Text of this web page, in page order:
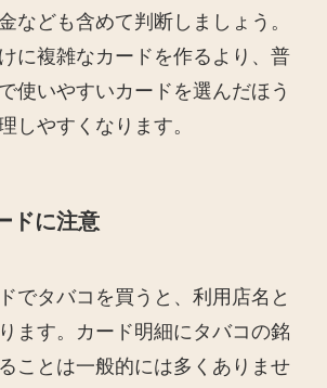
なども含めて判断しましょう。
に複雑なカードを作るより、普
使いやすいカードを選んだほう
しやすくなります。
ドに注意
でタバコを買うと、利用店名と
ます。カード明細にタバコの銘
ことは一般的には多くありませ